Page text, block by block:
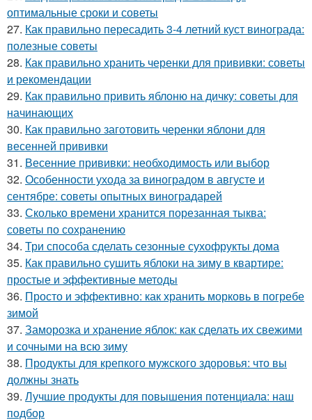
оптимальные сроки и советы
27. Как правильно пересадить 3-4 летний куст винограда:
полезные советы
28. Как правильно хранить черенки для прививки: советы
и рекомендации
29. Как правильно привить яблоню на дичку: советы для
начинающих
30. Как правильно заготовить черенки яблони для
весенней прививки
31. Весенние прививки: необходимость или выбор
32. Особенности ухода за виноградом в августе и
сентябре: советы опытных виноградарей
33. Сколько времени хранится порезанная тыква:
советы по сохранению
34. Три способа сделать сезонные сухофрукты дома
35. Как правильно сушить яблоки на зиму в квартире:
простые и эффективные методы
36. Просто и эффективно: как хранить морковь в погребе
зимой
37. Заморозка и хранение яблок: как сделать их свежими
и сочными на всю зиму
38. Продукты для крепкого мужского здоровья: что вы
должны знать
39. Лучшие продукты для повышения потенциала: наш
подбор